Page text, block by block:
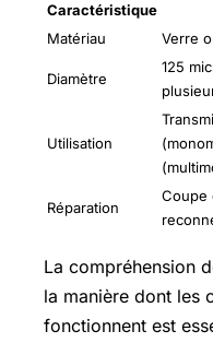
Caractéristique
Matériau
Verre
Diamètre
125
Utilisation
Réparation
Coupe
La compréhension
la manière dont les
fonctionnent est